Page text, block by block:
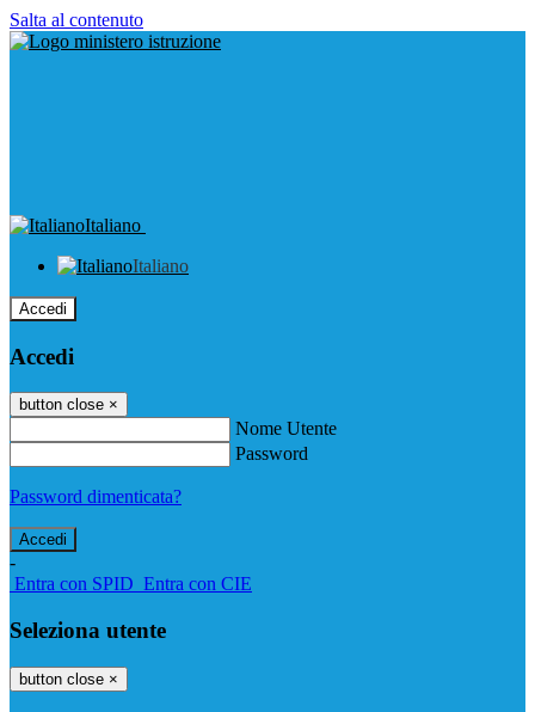
Salta al contenuto
Italiano
Italiano
Accedi
Accedi
button close ×
Nome Utente
Password
Password dimenticata?
-
Entra con SPID Entra con CIE
Seleziona utente
button close ×